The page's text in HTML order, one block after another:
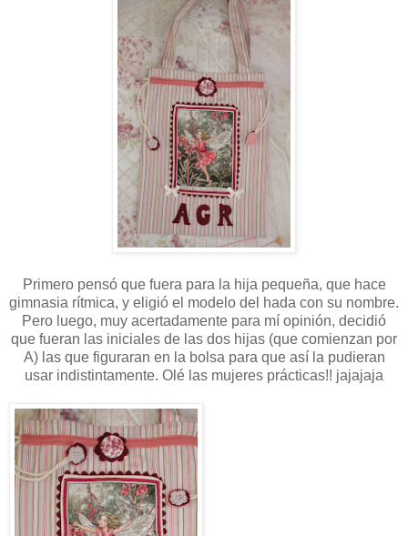
Primero pensó que fuera para la hija pequeña, que hace
gimnasia rítmica, y eligió el modelo del hada con su nombre.
Pero luego, muy acertadamente para mí opinión, decidió
que fueran las iniciales de las dos hijas (que comienzan por
A) las que figuraran en la bolsa para que así la pudieran
usar indistintamente. Olé las mujeres prácticas!! jajajaja